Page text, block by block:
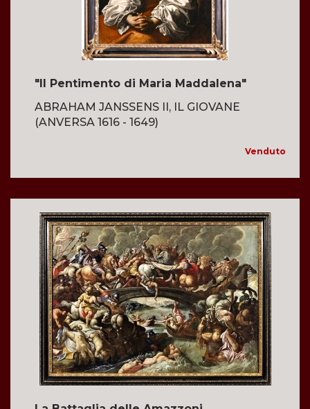
"Il Pentimento di Maria Maddalena"
ABRAHAM JANSSENS II, IL GIOVANE
(ANVERSA 1616 - 1649)
Venduto